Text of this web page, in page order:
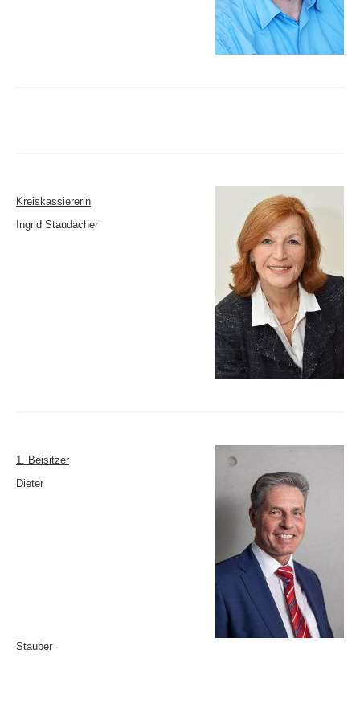
Kreiskassiererin
Ingrid Staudacher
1. Beisitzer
Dieter
Stauber